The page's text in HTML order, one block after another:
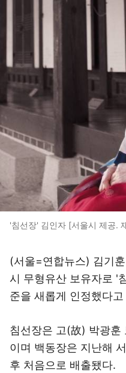
'침선장' 김인자 [서울시 제공.
(서울=연합뉴스) 김기
시 무형유산 보유자로 '
준을 새롭게 인정했다
침선장은 고(故) 박광훈
이며 백동장은 지난해
후 처음으로 배출됐다.